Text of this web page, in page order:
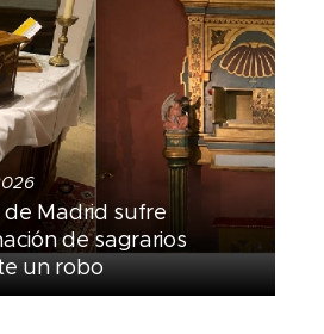
de Madrid sufre
de sagrarios
un robo